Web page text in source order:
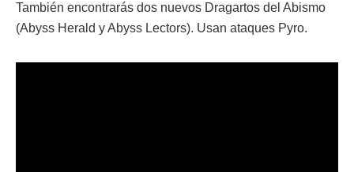
También encontrarás dos nuevos Dragartos del Abismo
(Abyss Herald y Abyss Lectors). Usan ataques Pyro.